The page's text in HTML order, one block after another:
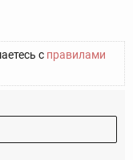
с правилами